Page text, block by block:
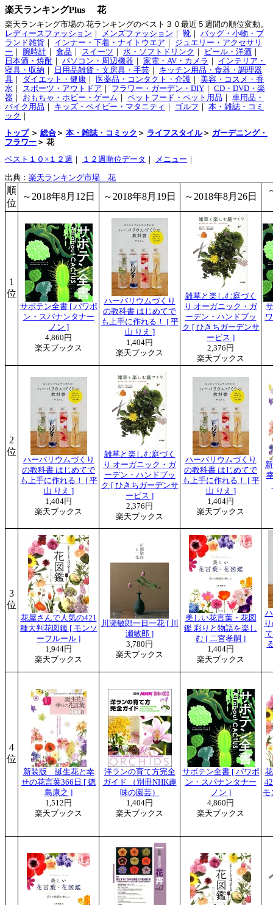
楽天ランキングPlus 花
楽天ランキング市場の 花ランキングのベスト３０最近５週間の順位変動。
レディースファッション
メンズファッション 靴
バッグ・小物・ブ
ランド雑貨
インナー・下着・ナイトウエア
ジュエリー・アクセサリ
ー
腕時計 食品 スイーツ 水・ソフトドリンク ビール・洋酒
日本酒・焼酎
パソコン・周辺機器 家電・AV・カメラ
インテリア・
寝具・収納
日用品雑貨・文房具・手芸
キッチン用品・食器・調理器
具
ダイエット・健康 医薬品・コンタクト・介護
美容・コスメ・香
水
スポーツ・アウトドア フラワー・ガーデン・DIY
CD・DVD・楽
器
おもちゃ・ホビー・ゲーム ペットフード・ペット用品
車用品・
バイク用品
キッズ・ベイビー・マタニティ ゴルフ
本・雑誌・コミ
ック
トップ＞ 総合 ＞ 本・雑誌・コミック ＞ ライフスタイル＞ ガーデニング・
フラワー ＞ 花
ベスト１０×１２週 ｜ １２週順位データ ｜ メニュー ｜
出典： 楽天ランキング市場 花
順
位
～2018年8月12日 ～2018年8月19日 ～2018年8月26日
1
位
サボテン全書 [ パワポ
ン・スパナンタナー
ノン ]
4,860円
楽天ブックス
ハーバリウムづくり
の教科書 はじめてで
も上手に作れる！ [ 平
山 りえ ]
1,404円
楽天ブックス
雑草と楽しむ庭づく
り オーガニック・ガ
ーデン・ハンドブッ
ク [ ひきちガーデンサ
ービス ]
2,376円
楽天ブックス
2
位
ハーバリウムづくり
の教科書 はじめてで
も上手に作れる！ [ 平
山 りえ ]
1,404円
楽天ブックス
雑草と楽しむ庭づく
り オーガニック・ガ
ーデン・ハンドブッ
ク [ ひきちガーデンサ
ービス ]
2,376円
楽天ブックス
ハーバリウムづくり
の教科書 はじめてで
も上手に作れる！ [ 平
山 りえ ]
1,404円
楽天ブックス
3
位
花屋さんで人気の421
種大判花図鑑 [ モンソ
ーフルール ]
1,944円
楽天ブックス
川瀬敏郎一日一花 [ 川
瀬敏郎 ]
3,780円
楽天ブックス
美しい花言葉・花図
鑑 彩りと物語を楽し
む [ 二宮孝嗣 ]
1,404円
楽天ブックス
4
位
新装版 誕生花と幸
せの花言葉366日 [ 徳
島康之 ]
1,512円
楽天ブックス
洋ランの育て方完全
ガイド （別冊NHK趣
味の園芸）
1,404円
楽天ブックス
サボテン全書 [ パワポ
ン・スパナンタナー
ノン ]
4,860円
楽天ブックス
モ